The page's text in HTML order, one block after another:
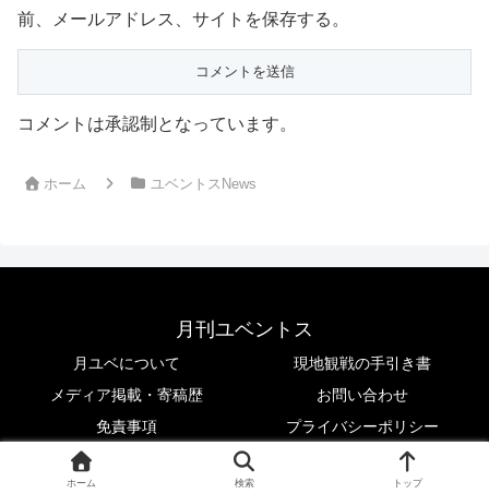
前、メールアドレス、サイトを保存する。
コメントは承認制となっています。
ホーム ユベントスNews
月刊ユベントス
月ユベについて
現地観戦の手引き書
メディア掲載・寄稿歴
お問い合わせ
免責事項
プライバシーポリシー
© 2017 月刊ユベントス.
ホーム 検索 トップ